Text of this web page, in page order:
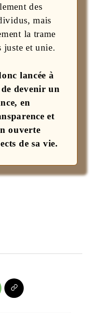
des
mais
la trame
juste et unie.
lancée à
devenir un
en
et
ouverte
de sa vie.